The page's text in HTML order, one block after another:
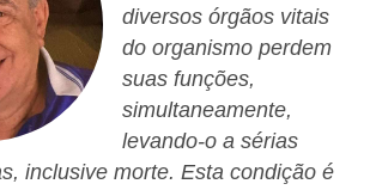
diversos órgãos vitais
do organismo perdem
suas funções,
simultaneamente,
levando-o a sérias
inclusive morte. Esta condição é